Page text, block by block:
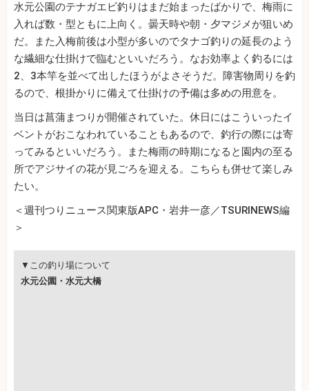
水元公園のテナガエビ釣りはまだ始まったばかりで、梅雨に
入れば数・型ともに上向く。曇天時や朝・夕マジメが狙いめ
だ。また入梅前後は小型が多いのでタナゴ釣りの延長のよう
な繊細な仕掛けで臨むといいだろう。なお効率よく釣るには
2、3本竿を並べて出したほうがよさそうだ。障害物周りを釣
るので、根掛かりに備えて仕掛けの予備は多めの用意を。
当日は菖蒲まつりが開催されていた。休日にはこういったイ
ベントがおこなわれていることもあるので、釣行の際には寄
ってみるといいだろう。また梅雨の時期になると園内の至る
所でアジサイの花が見ごろを迎える。こちらも併せて楽しみ
たい。
＜週刊つりニュース関東版APC・岩井一彦／TSURINEWS編
＞
▼この釣り場について
水元公園・水元大橋